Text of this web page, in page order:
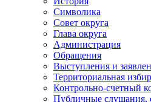
Символика
Совет округа
Глава округа
Администрация
Обращения
Выступления и
Территориальная
Контрольно-счетный
Публичные слушания,